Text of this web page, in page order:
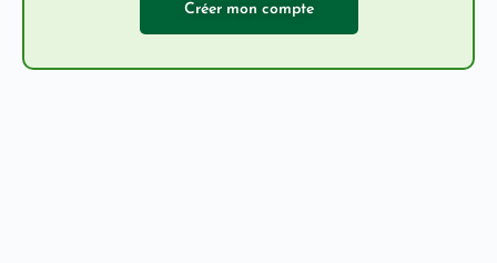
Créer mon compte